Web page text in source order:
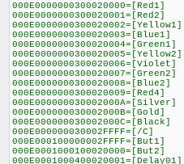
000E0000000300020000=[Red1]
000E0000000300020001=[Red2]
000E0000000300020002=[Yellow1]
000E0000000300020003=[Blue1]
000E0000000300020004=[Green1]
000E0000000300020005=[Yellow2]
000E0000000300020006=[Violet]
000E0000000300020007=[Green2]
000E0000000300020008=[Blue2]
000E0000000300020009=[Red4]
000E000000030002000A=[Silver]
000E000000030002000B=[Gold]
000E000000030002000C=[Black]
000E000000030002FFFF=[/C]
000E000100000002FFFF=[But1]
000E0001000100020000=[But2]
000E0001000400020001=[Delay01]